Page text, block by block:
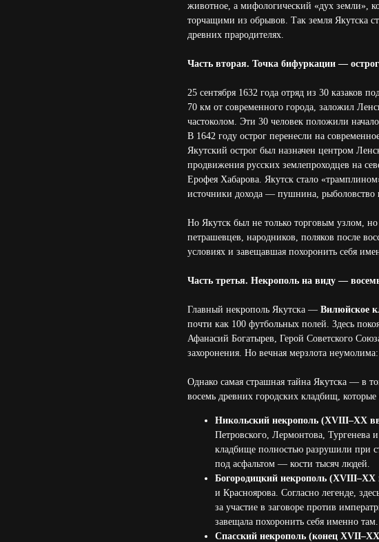
животное, а мифологический «дух земли»,
торчащими из обрывов. Так земля Якутска
древних прародителях.
Часть вторая. Точка бифуркации —
25 сентября 1632 года отряд из 30 казаков
70 км от современного города, заложил
частоколом. Эти 30 человек положили
В 1642 году острог перенесли на
Якутский острог был назначен центром
продвижения русских землепроходцев на
Ерофея Хабарова. Якутск стало
источники дохода — пушнина,
Но Якутск был не только торговым узлом,
петрашевцев, народников, поляков после
условиях и завещавшая похоронить себя
Часть третья. Некрополь на виду —
Главный некрополь Якутска — Вилюйское
почти как 100 футбольных полей. Здесь
Афанасий Богатырев, Герой Советского
захоронения. Но вечная мерзлота
Однако самая страшная тайна Якутска — в
восемь древних городских кладбищ,
Никольский некрополь (XVIII–XX
Петровского, Лермонтова, Тургенева
кладбище полностью разрушили при
под асфальтом — кости тысяч людей.
Богородицкий некрополь (XVIII–XX
и Красноярова. Согласно легенде,
за участие в заговоре против
завещала похоронить себя именно
Спасский некрополь (конец